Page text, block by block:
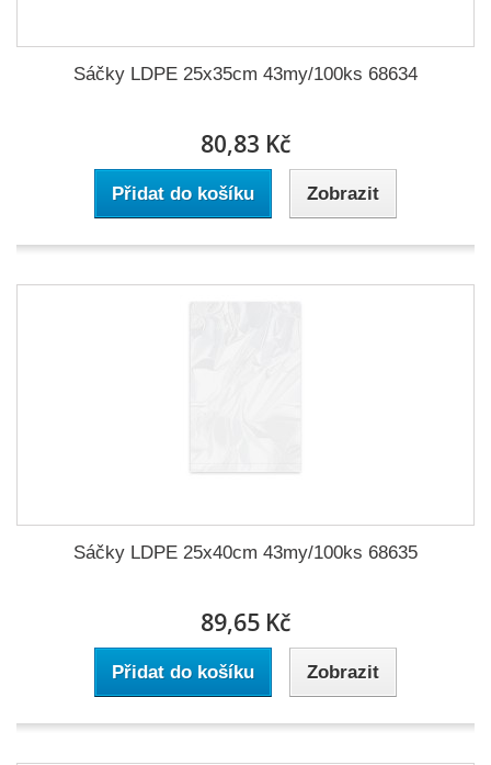
Sáčky LDPE 25x35cm 43my/100ks 68634
80,83 Kč
Přidat do košíku Zobrazit
Sáčky LDPE 25x40cm 43my/100ks 68635
89,65 Kč
Přidat do košíku Zobrazit